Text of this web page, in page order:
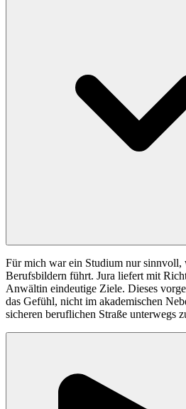
Für mich war ein Studium nur sinnvoll,
Berufsbildern führt. Jura liefert mit
Anwältin eindeutige Ziele. Dieses
das Gefühl, nicht im akademischen
sicheren beruflichen Straße unterwegs